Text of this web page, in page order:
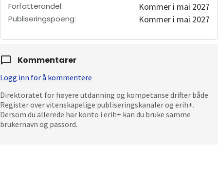
Forfatterandel: Kommer i mai 2027
Publiseringspoeng: Kommer i mai 2027
Kommentarer
Logg inn for å kommentere
Direktoratet for høyere utdanning og kompetanse drifter både
Register over vitenskapelige publiseringskanaler og erih+.
Dersom du allerede har konto i erih+ kan du bruke samme
brukernavn og passord.